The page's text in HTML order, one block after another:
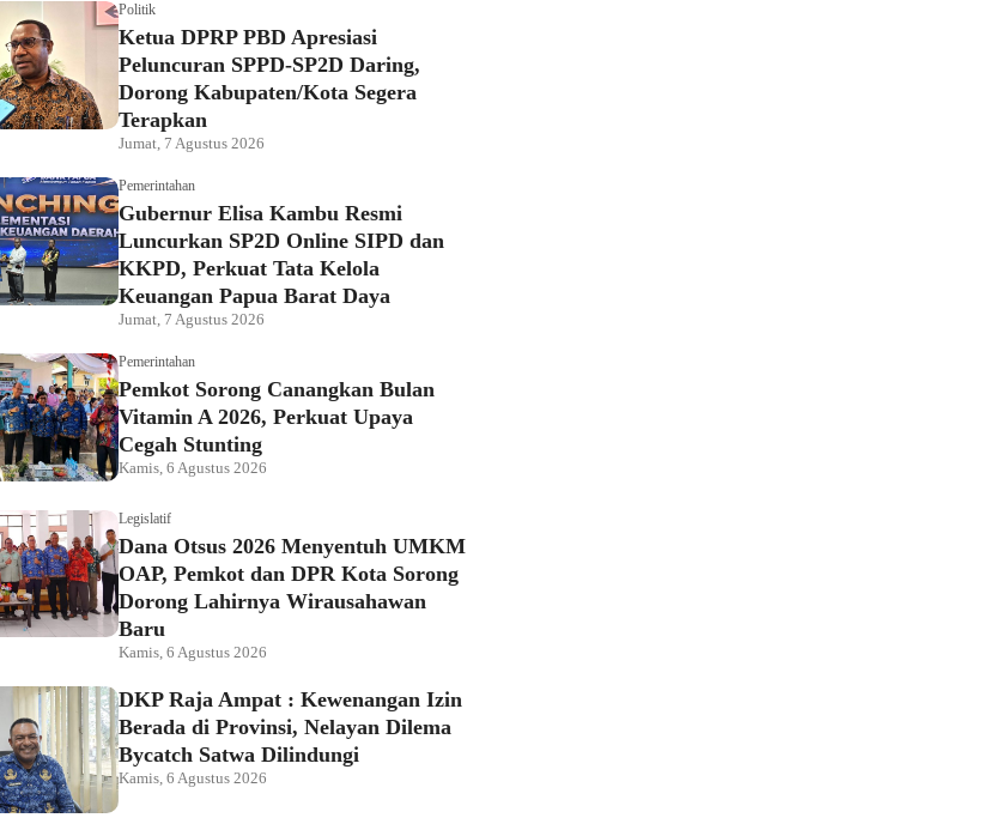
Politik
Ketua DPRP PBD Apresiasi
Peluncuran SPPD-SP2D Daring,
Dorong Kabupaten/Kota Segera
Terapkan
Jumat, 7 Agustus 2026
Pemerintahan
Gubernur Elisa Kambu Resmi
Luncurkan SP2D Online SIPD dan
KKPD, Perkuat Tata Kelola
Keuangan Papua Barat Daya
Jumat, 7 Agustus 2026
Pemerintahan
Pemkot Sorong Canangkan Bulan
Vitamin A 2026, Perkuat Upaya
Cegah Stunting
Kamis, 6 Agustus 2026
Legislatif
Dana Otsus 2026 Menyentuh UMKM
OAP, Pemkot dan DPR Kota Sorong
Dorong Lahirnya Wirausahawan
Baru
Kamis, 6 Agustus 2026
DKP Raja Ampat : Kewenangan Izin
Berada di Provinsi, Nelayan Dilema
Bycatch Satwa Dilindungi
Kamis, 6 Agustus 2026